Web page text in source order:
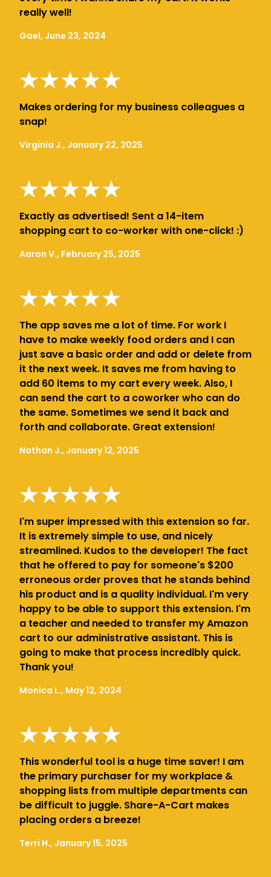
really well!
Gael, June 23, 2024
Makes ordering for my business colleagues a
snap!
Virginia J., January 22, 2025
Exactly as advertised! Sent a 14-item
shopping cart to co-worker with one-click! :)
Aaron V., February 25, 2025
The app saves me a lot of time. For work I
have to make weekly food orders and I can
just save a basic order and add or delete from
it the next week. It saves me from having to
add 60 items to my cart every week. Also, I
can send the cart to a coworker who can do
the same. Sometimes we send it back and
forth and collaborate. Great extension!
Nathan J., January 12, 2025
I'm super impressed with this extension so far.
It is extremely simple to use, and nicely
streamlined. Kudos to the developer! The fact
that he offered to pay for someone's $200
erroneous order proves that he stands behind
his product and is a quality individual. I'm very
happy to be able to support this extension. I'm
a teacher and needed to transfer my Amazon
cart to our administrative assistant. This is
going to make that process incredibly quick.
Thank you!
Monica L., May 12, 2024
This wonderful tool is a huge time saver! I am
the primary purchaser for my workplace &
shopping lists from multiple departments can
be difficult to juggle. Share-A-Cart makes
placing orders a breeze!
Terri H., January 15, 2025